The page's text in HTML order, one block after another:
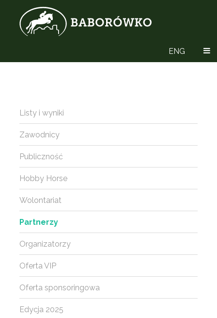
ENG
Listy i wyniki
Zawodnicy
Publiczność
Hobby Horse
Wolontariat
Partnerzy
Organizatorzy
Oferta VIP
Oferta sponsoringowa
Edycja 2025